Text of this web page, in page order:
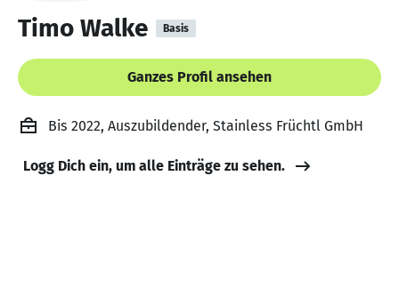
Timo Walke Basis
Ganzes Profil ansehen
Bis 2022, Auszubildender, Stainless Früchtl GmbH
Logg Dich ein, um alle Einträge zu sehen.